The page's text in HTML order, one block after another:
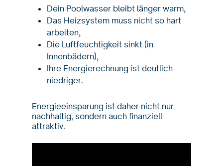
Dein Poolwasser bleibt länger warm,
Das Heizsystem muss nicht so hart
arbeiten,
Die Luftfeuchtigkeit sinkt (in
Innenbädern),
Ihre Energierechnung ist deutlich
niedriger.
Energieeinsparung ist daher nicht nur
nachhaltig, sondern auch finanziell
attraktiv.